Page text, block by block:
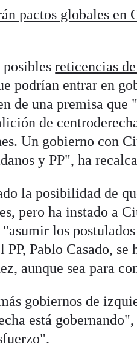
pactos globales en
posiblesreticencias
podrían entrar en
de una premisa
de
Un gobierno con
y PP", ha
la posibilidad de
pero ha instado a
los
Pablo Casado,
aunque sea para
gobiernos de
está